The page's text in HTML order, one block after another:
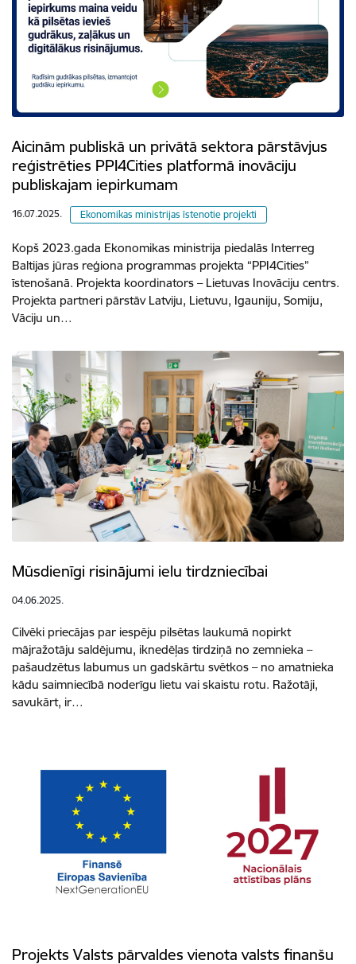
Aicinām publiskā un privātā sektora pārstāvjus
reģistrēties PPI4Cities platformā inovāciju
publiskajam iepirkumam
16.07.2025. Ekonomikas ministrijas īstenotie projekti
Kopš 2023.gada Ekonomikas ministrija piedalās Interreg
Baltijas jūras reģiona programmas projekta “PPI4Cities”
īstenošanā. Projekta koordinators – Lietuvas Inovāciju centrs.
Projekta partneri pārstāv Latviju, Lietuvu, Igauniju, Somiju,
Vāciju un…
Mūsdienīgi risinājumi ielu tirdzniecībai
04.06.2025.
Cilvēki priecājas par iespēju pilsētas laukumā nopirkt
mājražotāju saldējumu, iknedēļas tirdziņā no zemnieka –
pašaudzētus labumus un gadskārtu svētkos – no amatnieka
kādu saimniecībā noderīgu lietu vai skaistu rotu. Ražotāji,
savukārt, ir…
Projekts Valsts pārvaldes vienota valsts finanšu